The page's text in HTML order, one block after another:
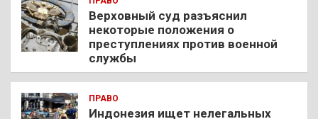
Верховный суд разъяснил
некоторые положения о
преступлениях против военной
службы
ПРАВО
Индонезия ищет нелегальных